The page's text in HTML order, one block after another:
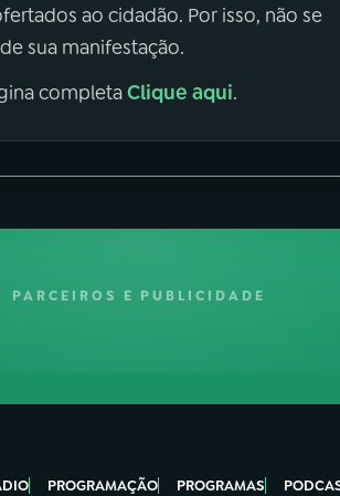
ao cidadão. Por isso, não se
sua manifestação.
completaClique aqui.
PARCEIROS E PUBLICIDADE
PROGRAMAÇÃO PROGRAMAS